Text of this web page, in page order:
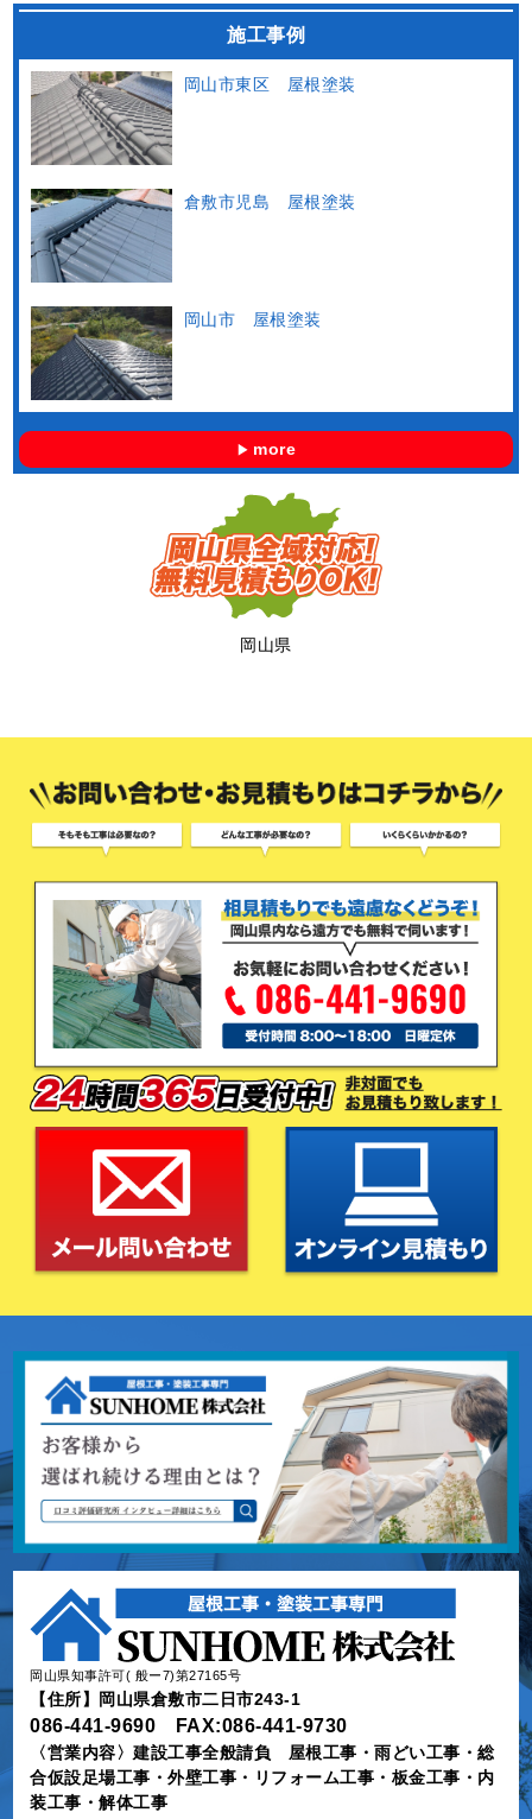
施工事例
岡山市東区 屋根塗装
倉敷市児島 屋根塗装
岡山市 屋根塗装
more
岡山県
岡山県知事許可( 般ー7)第27165号
【住所】岡山県倉敷市二日市243-1
086-441-9690 FAX:086-441-9730
〈営業内容〉建設工事全般請負 屋根工事・雨どい工事・総
合仮設足場工事・外壁工事・リフォーム工事・板金工事・内
装工事・解体工事